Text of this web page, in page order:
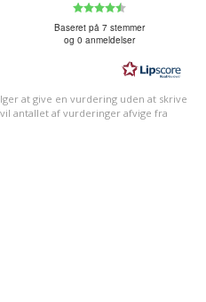
ud af 5 stjerner
ud af 5 stjernerud
af
5
stjerner
Baseret på 7 stemmer
og 0 anmeldelser
at give en vurdering uden at skrive
antallet af vurderinger afvige fra